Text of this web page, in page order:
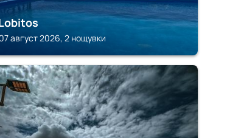
август 2026, 2 нощувки